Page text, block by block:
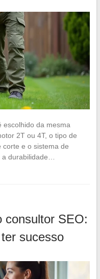
escolhido da mesma
2T ou 4T, o tipo de
e o sistema de
durabilidade…
consultor SEO:
sucesso